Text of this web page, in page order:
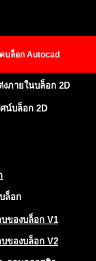
บล็อก Autocad
ภายในบล็อก 2D
น์บล็อก 2D
บล็อก
บของบล็อก V1
ของบล็อก V2